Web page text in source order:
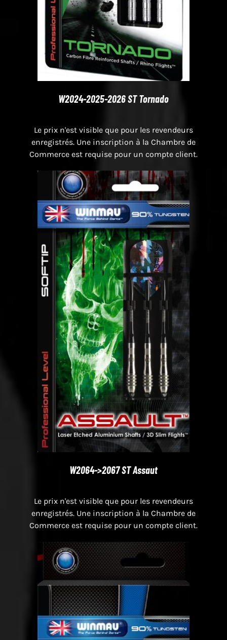
W2024-2025-2026 ST Tornado
Le prix n'est visible que pour les revendeurs
enregistrés. Une inscription à la Chambre de
Commerce est requise pour un compte client.
W2064->2067 ST Assaut
Le prix n'est visible que pour les revendeurs
enregistrés. Une inscription à la Chambre de
Commerce est requise pour un compte client.